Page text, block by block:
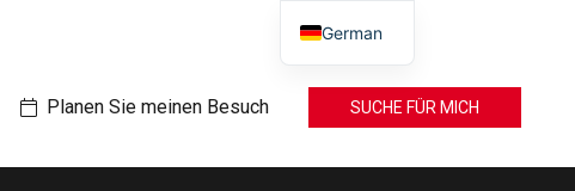
Planen Sie meinen Besuch SUCHE FÜR MICH
German